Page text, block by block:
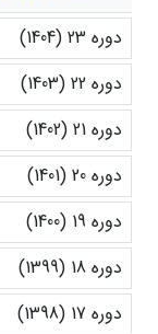
دوره 23 (1404)
دوره 22 (1403)
دوره 21 (1402)
دوره 20 (1401)
دوره 19 (1400)
دوره 18 (1399)
دوره 17 (1398)